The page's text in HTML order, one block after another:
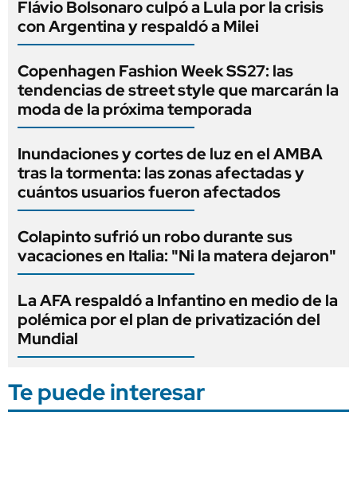
Flávio Bolsonaro culpó a Lula por la crisis
con Argentina y respaldó a Milei
Copenhagen Fashion Week SS27: las
tendencias de street style que marcarán la
moda de la próxima temporada
Inundaciones y cortes de luz en el AMBA
tras la tormenta: las zonas afectadas y
cuántos usuarios fueron afectados
Colapinto sufrió un robo durante sus
vacaciones en Italia: "Ni la matera dejaron"
La AFA respaldó a Infantino en medio de la
polémica por el plan de privatización del
Mundial
Te puede interesar